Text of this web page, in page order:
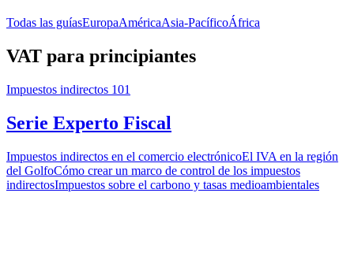
Todas las guíasEuropaAméricaAsia-PacíficoÁfrica
VAT para principiantes
Impuestos indirectos 101
Serie Experto Fiscal
Impuestos indirectos en el comercio electrónicoEl IVA en la región
del GolfoCómo crear un marco de control de los impuestos
indirectosImpuestos sobre el carbono y tasas medioambientales